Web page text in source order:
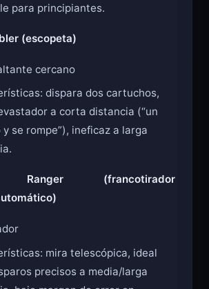
para principiantes.
(escopeta)
cercano
dispara dos cartuchos,
a corta distancia (“un
se rompe”), ineficaz a larga
(francotirador
mira telescópica, ideal
precisos a media/larga